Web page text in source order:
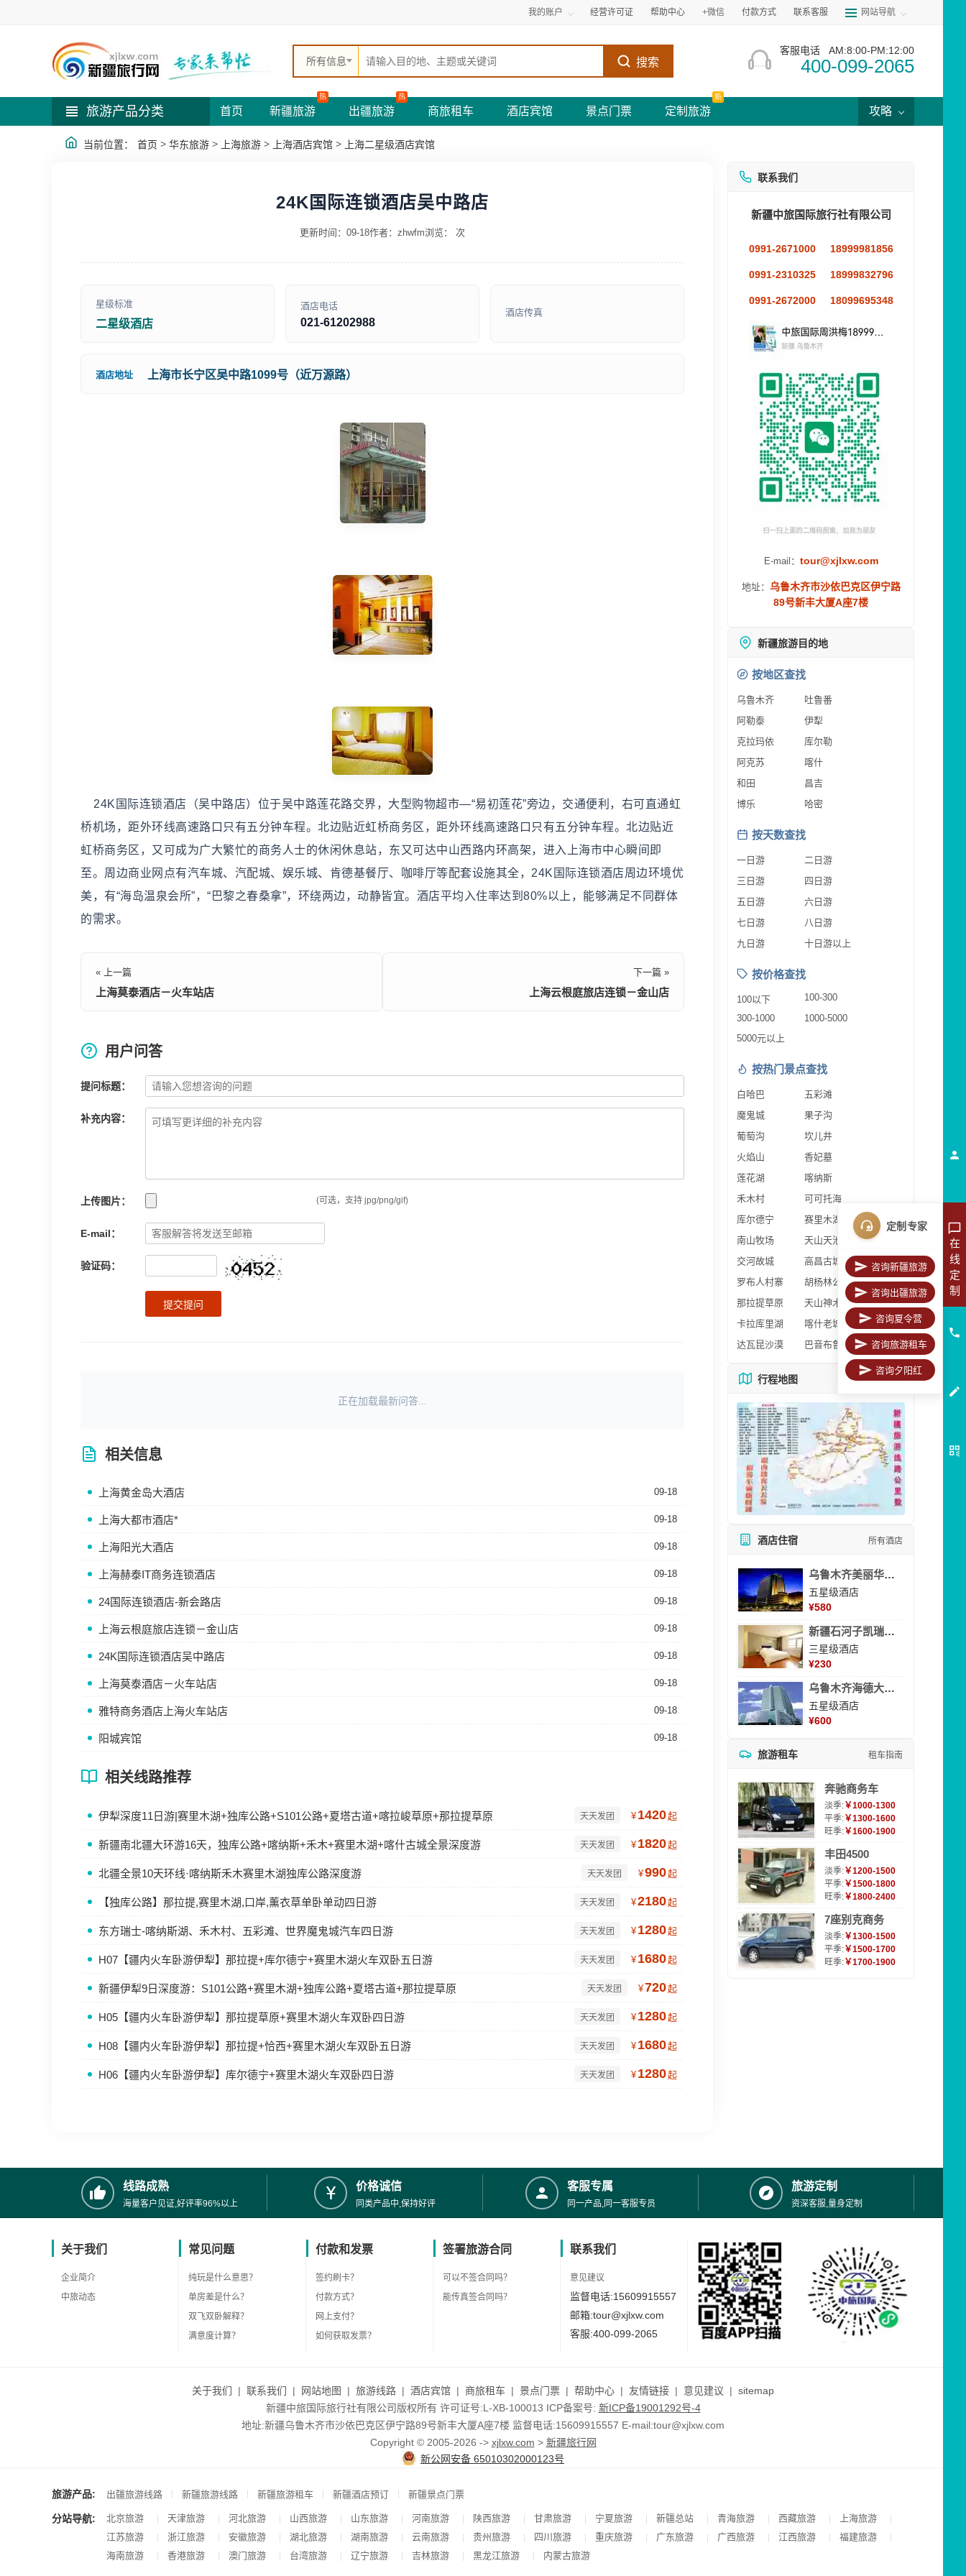
我的账户 经营许可证 帮助中心 +微信 付款方式 联系客服 网站导航
所有信息 搜索
客服电话 AM:8:00-PM:12:00
400-099-2065
旅游产品分类 首页 新疆旅游
热
出疆旅游
热
商旅租车 酒店宾馆 景点门票 定制旅游
新
攻略
当前位置： 首页 > 华东旅游 > 上海旅游 > 上海酒店宾馆 > 上海二星级酒店宾馆
24K国际连锁酒店吴中路店
更新时间：09-18作者：zhwfm浏览： 次
星级标准
二星级酒店
酒店电话
021-61202988
酒店传真
酒店地址 上海市长宁区吴中路1099号（近万源路）
24K国际连锁酒店（吴中路店）位于吴中路莲花路交界，大型购物超市—“易初莲花”旁边，交通便利，右可直通虹
桥机场，距外环线高速路口只有五分钟车程。北边贴近虹桥商务区，距外环线高速路口只有五分钟车程。北边贴近
虹桥商务区，又可成为广大繁忙的商务人士的休闲休息站，东又可达中山西路内环高架，进入上海市中心瞬间即
至。周边商业网点有汽车城、汽配城、娱乐城、肯德基餐厅、咖啡厅等配套设施其全，24K国际连锁酒店周边环境优
美，有“海岛温泉会所”，“巴黎之春桑拿”，环绕两边，动静皆宜。酒店平均入住率达到80%以上，能够满足不同群体
的需求。
« 上一篇
上海莫泰酒店－火车站店
下一篇 »
上海云根庭旅店连锁－金山店
用户问答
提问标题：
补充内容：
上传图片： (可选，支持 jpg/png/gif)
E-mail：
验证码：
提交提问
正在加载最新问答...
相关信息
上海黄金岛大酒店 09-18
上海大都市酒店* 09-18
上海阳光大酒店 09-18
上海赫泰IT商务连锁酒店 09-18
24国际连锁酒店-新会路店 09-18
上海云根庭旅店连锁－金山店 09-18
24K国际连锁酒店吴中路店 09-18
上海莫泰酒店－火车站店 09-18
雅特商务酒店上海火车站店 09-18
阳城宾馆 09-18
相关线路推荐
伊犁深度11日游|赛里木湖+独库公路+S101公路+夏塔古道+喀拉峻草原+那拉提草原 天天发团 ¥ 1420起
新疆南北疆大环游16天，独库公路+喀纳斯+禾木+赛里木湖+喀什古城全景深度游 天天发团 ¥ 1820起
北疆全景10天环线·喀纳斯禾木赛里木湖独库公路深度游 天天发团 ¥990起
【独库公路】那拉提,赛里木湖,口岸,薰衣草单卧单动四日游 天天发团 ¥2180起
东方瑞士-喀纳斯湖、禾木村、五彩滩、世界魔鬼城汽车四日游 天天发团 ¥ 1280起
H07【疆内火车卧游伊犁】那拉提+库尔德宁+赛里木湖火车双卧五日游 天天发团 ¥ 1680起
新疆伊犁9日深度游：S101公路+赛里木湖+独库公路+夏塔古道+那拉提草原 天天发团 ¥720起
H05【疆内火车卧游伊犁】那拉提草原+赛里木湖火车双卧四日游 天天发团 ¥ 1280起
H08【疆内火车卧游伊犁】那拉提+恰西+赛里木湖火车双卧五日游 天天发团 ¥ 1680起
H06【疆内火车卧游伊犁】库尔德宁+赛里木湖火车双卧四日游 天天发团 ¥ 1280起
联系我们
新疆中旅国际旅行社有限公司
0991-2671000 18999981856
0991-2310325 18999832796
0991-2672000 18099695348
E-mail： tour@xjlxw.com
地址： 乌鲁木齐市沙依巴克区伊宁路
89号新丰大厦A座7楼
新疆旅游目的地
按地区查找
乌鲁木齐
吐鲁番
阿勒泰
伊犁
克拉玛依
库尔勒
阿克苏
喀什
和田
昌吉
博乐
哈密
按天数查找
一日游
二日游
三日游
四日游
五日游
六日游
七日游
八日游
九日游
十日游以上
按价格查找
100以下
100-300
300-1000
1000-5000
5000元以上
按热门景点查找
白哈巴
五彩滩
魔鬼城
果子沟
葡萄沟
坎儿井
火焰山
香妃墓
莲花湖
喀纳斯
禾木村
可可托海
库尔德宁
赛里木湖
南山牧场
天山天池
交河故城
高昌古城
罗布人村寨
胡杨林公园
那拉提草原
天山神木园
卡拉库里湖
喀什老城区
达瓦昆沙漠
巴音布鲁克
行程地图 更多地图
酒店住宿 所有酒店
乌鲁木齐美丽华大酒
五星级酒店
¥580
新疆石河子凯瑞酒店
三星级酒店
¥230
乌鲁木齐海德大酒店
五星级酒店
¥600
旅游租车 租车指南
奔驰商务车
淡季:￥1000-1300
平季:￥1300-1600
旺季:￥1600-1900
丰田4500
淡季:￥1200-1500
平季:￥1500-1800
旺季:￥1800-2400
7座别克商务
淡季:￥1300-1500
平季:￥1500-1700
旺季:￥1700-1900
线路成熟
海量客户见证,好评率96%以上
价格诚信
同类产品中,保持好评
客服专属
同一产品,同一客服专员
旅游定制
资深客服,量身定制
关于我们
企业简介
中旅动态
常见问题
纯玩是什么意思？
单房差是什么？
双飞双卧解释？
满意度计算？
付款和发票
签约刷卡？
付款方式？
网上支付？
如何获取发票？
签署旅游合同
可以不签合同吗？
能传真签合同吗？
联系我们
意见建议
监督电话:15609915557
邮箱:tour@xjlxw.com
客服:400-099-2065
关于我们 | 联系我们 | 网站地图 | 旅游线路 | 酒店宾馆 | 商旅租车 | 景点门票 | 帮助中心 | 友情链接 | 意见建议 | sitemap
新疆中旅国际旅行社有限公司版权所有 许可证号:L-XB-100013 ICP备案号: 新ICP备19001292号-4
地址:新疆乌鲁木齐市沙依巴克区伊宁路89号新丰大厦A座7楼 监督电话:15609915557 E-mail:tour@xjlxw.com
Copyright © 2005-2026 -> xjlxw.com > 新疆旅行网
新公网安备 65010302000123号
旅游产品: 出疆旅游线路 新疆旅游线路 新疆旅游租车 新疆酒店预订 新疆景点门票
分站导航: 北京旅游 天津旅游 河北旅游 山西旅游 山东旅游 河南旅游 陕西旅游 甘肃旅游 宁夏旅游 新疆总站 青海旅游 西藏旅游 上海旅游
江苏旅游 浙江旅游 安徽旅游 湖北旅游 湖南旅游 云南旅游 贵州旅游 四川旅游 重庆旅游 广东旅游 广西旅游 江西旅游 福建旅游
海南旅游 香港旅游 澳门旅游 台湾旅游 辽宁旅游 吉林旅游 黑龙江旅游 内蒙古旅游
在
线
定
制
定制专家
咨询新疆旅游
咨询出疆旅游
咨询夏令营
咨询旅游租车
咨询夕阳红